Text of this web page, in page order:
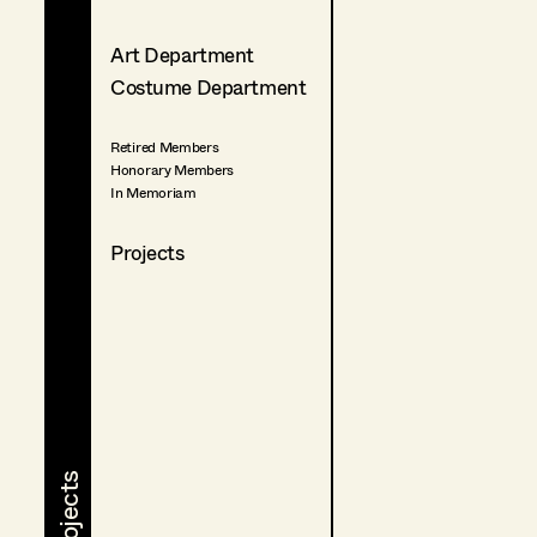
Art Department
Costume Department
Retired Members
Honorary Members
In Memoriam
Projects